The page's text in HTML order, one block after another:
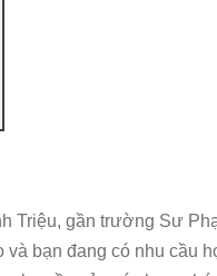
Triệu, gần trường Sư
và bạn đang có nhu cầu